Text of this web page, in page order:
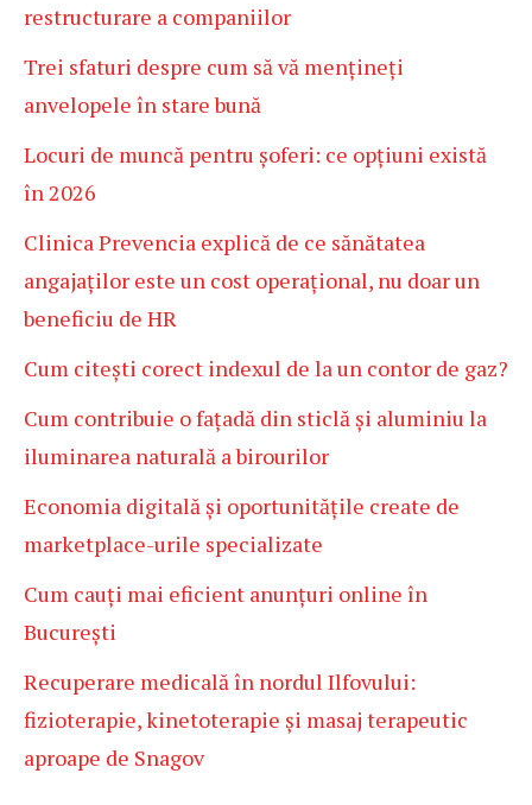
restructurare a companiilor
Trei sfaturi despre cum să vă mențineți
anvelopele în stare bună
Locuri de muncă pentru șoferi: ce opțiuni există
în 2026
Clinica Prevencia explică de ce sănătatea
angajaților este un cost operațional, nu doar un
beneficiu de HR
Cum citești corect indexul de la un contor de gaz?
Cum contribuie o fațadă din sticlă și aluminiu la
iluminarea naturală a birourilor
Economia digitală și oportunitățile create de
marketplace-urile specializate
Cum cauți mai eficient anunțuri online în
București
Recuperare medicală în nordul Ilfovului:
fizioterapie, kinetoterapie și masaj terapeutic
aproape de Snagov